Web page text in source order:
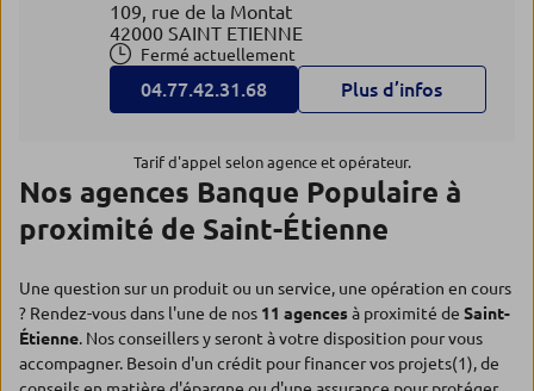
109, rue de la Montat
42000 SAINT ETIENNE
Fermé actuellement
04.77.42.31.68 Plus d’infos
Tarif d'appel selon agence et opérateur.
Nos agences Banque Populaire à
proximité de Saint-Étienne
Une question sur un produit ou un service, une opération en cours
? Rendez-vous dans l'une de nos 11 agencesà proximité de Saint-
Étienne. Nos conseillers y seront à votre disposition pour vous
accompagner. Besoin d'un crédit pour financer vos projets(1), de